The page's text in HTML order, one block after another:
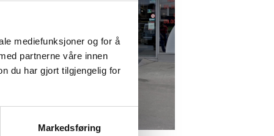
mediefunksjoner og for å
partnerne våre innen
du har gjort tilgjengelig for
Markedsføring